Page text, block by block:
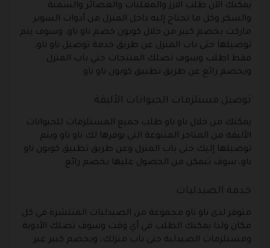
يمكنك الآن طلب الارز والمعلبات والعصائر والسمنة
والسكر وكل ما تحتاج إليه داخل المنزل من أدوات السوبر
ماركت بخصم كبير من خلال كوبون خصم ناو ناو، وسوف يتم
توصيلها حتى باب المنزل عن طريق خدمة توصيل ناو ناو،
فقط اطلب وسوف تصلك المنتجات حتي باب المنزل
وبخصم رائع عن طريق تطبيق كوبون ناو ناو.
توصيل مستلزمات الحيوانات الأليفة
يمكنك من خلال ناو ناو طلب جميع المستلزمات للحيوانات
الأليفة من المتاجر المتنوعة التي يوفرها لك ناو ناو ويتم
توصيلها إليك حتى باب المنزل وعن طريق تطبيق كوبون ناو
ناو، سوف تتمكن من الحصول عليها بخصم رائع.
خدمة الصيدليات
متوفر لدى ناو ناو مجموعة من الصيدليات المنتشرة في كل
مكان ولذا يمكنك الطلب في أي وقت وسوف تصلك الأدوية
ومستلزمات الصيدلية حتى باب منزلك، وبخصم كبير عبر